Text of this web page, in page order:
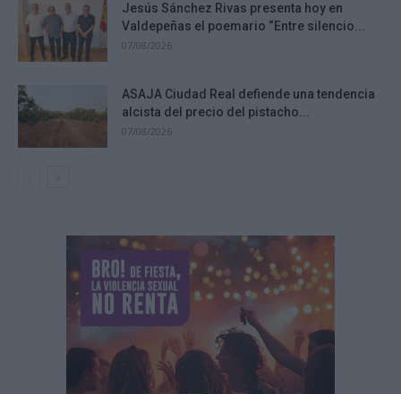
Jesús Sánchez Rivas presenta hoy en
Valdepeñas el poemario “Entre silencio...
07/08/2026
ASAJA Ciudad Real defiende una tendencia
alcista del precio del pistacho...
07/08/2026